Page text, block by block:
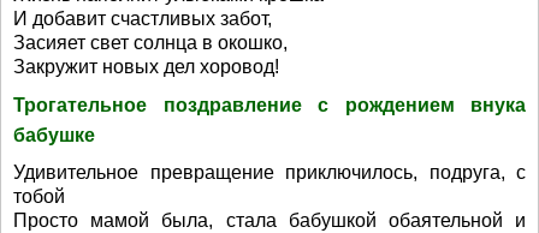
И добавит счастливых забот,
Засияет свет солнца в окошко,
Закружит новых дел хоровод!
Трогательное поздравление с рождением внука
бабушке
Удивительное превращение приключилось, подруга, с
тобой
Просто мамой была, стала бабушкой обаятельной и